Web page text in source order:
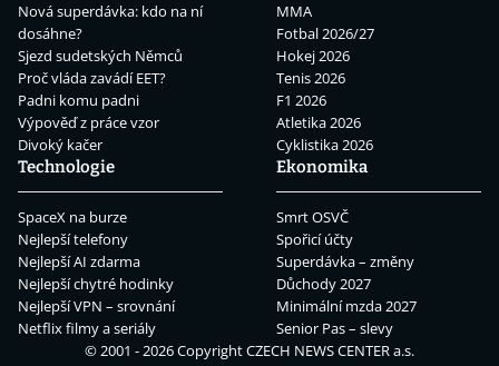
Nová superdávka: kdo na ní
dosáhne?
Sjezd sudetských Němců
Proč vláda zavádí EET?
Padni komu padni
Výpověď z práce vzor
Divoký kačer
MMA
Fotbal 2026/27
Hokej 2026
Tenis 2026
F1 2026
Atletika 2026
Cyklistika 2026
Technologie
SpaceX na burze
Nejlepší telefony
Nejlepší AI zdarma
Nejlepší chytré hodinky
Nejlepší VPN – srovnání
Netflix filmy a seriály
Ekonomika
Smrt OSVČ
Spořicí účty
Superdávka – změny
Důchody 2027
Minimální mzda 2027
Senior Pas – slevy
© 2001 - 2026 CopyrightCZECH NEWS CENTER a.s.